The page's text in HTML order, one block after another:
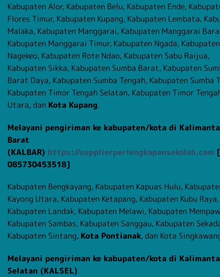
Kabupaten Alor, Kabupaten Belu, Kabupaten Ende,
Flores Timur, Kabupaten Kupang, Kabupaten Lembata,
Malaka, Kabupaten Manggarai, Kabupaten Manggarai
Kabupaten Manggarai Timur, Kabupaten Ngada, Kabupaten
Nagekeo, Kabupaten Rote Ndao, Kabupaten Sabu Raijua,
Kabupaten Sikka, Kabupaten Sumba Barat, Kabupaten
Barat Daya, Kabupaten Sumba Tengah, Kabupaten Sumba
Kabupaten Timor Tengah Selatan, Kabupaten Timor
Utara, dan Kota Kupang.
Melayani pengiriman ke kabupaten/kota di
Barat
(KALBAR) https://supplierperlengkapansekolah.com
085730453518]
Kabupaten Bengkayang, Kabupaten Kapuas Hulu,
Kayong Utara, Kabupaten Ketapang, Kabupaten Kubu Raya,
Kabupaten Landak, Kabupaten Melawi, Kabupaten
Kabupaten Sambas, Kabupaten Sanggau, Kabupaten
Kabupaten Sintang, Kota Pontianak, dan Kota
Melayani pengiriman ke kabupaten/kota di
Selatan (KALSEL)